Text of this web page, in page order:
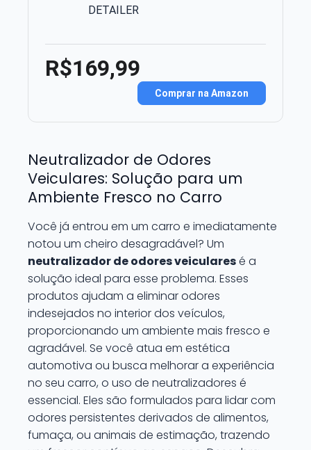
DETAILER
R$169,99
Comprar na Amazon
Neutralizador de Odores
Veiculares: Solução para um
Ambiente Fresco no Carro
Você já entrou em um carro e imediatamente
notou um cheiro desagradável? Um
neutralizador de odores veicularesé a
solução ideal para esse problema. Esses
produtos ajudam a eliminar odores
indesejados no interior dos veículos,
proporcionando um ambiente mais fresco e
agradável. Se você atua em estética
automotiva ou busca melhorar a experiência
no seu carro, o uso de neutralizadores é
essencial. Eles são formulados para lidar com
odores persistentes derivados de alimentos,
fumaça, ou animais de estimação, trazendo